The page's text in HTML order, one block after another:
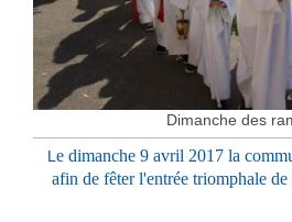
Dimanche des
L e dimanche 9 avril 2017 la
afin de fêter l'entrée triomphale de